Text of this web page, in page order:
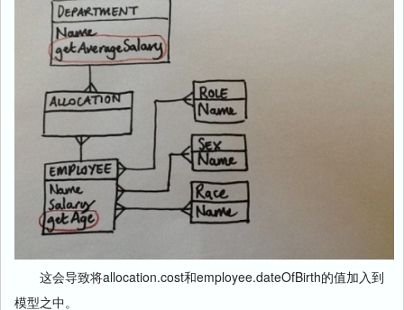
这会导致将allocation.cost和employee.dateOfBirth的值加入到
模型之中。